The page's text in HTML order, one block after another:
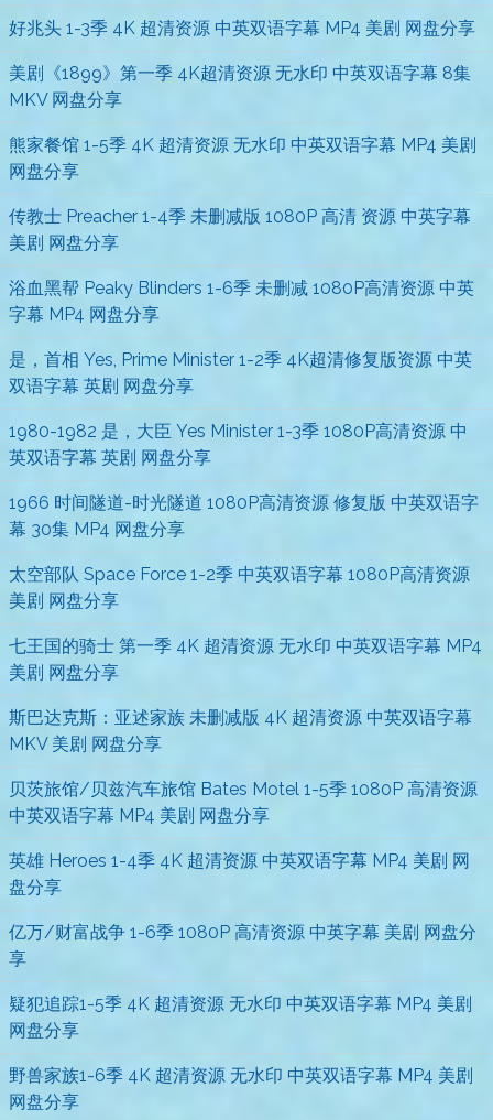
好兆头 1-3季 4K 超清资源 中英双语字幕 MP4 美剧 网盘分享
美剧《1899》第一季 4K超清资源 无水印 中英双语字幕 8集
MKV 网盘分享
熊家餐馆 1-5季 4K 超清资源 无水印 中英双语字幕 MP4 美剧
网盘分享
传教士 Preacher 1-4季 未删减版 1080P 高清 资源 中英字幕
美剧 网盘分享
浴血黑帮 Peaky Blinders 1-6季 未删减 1080P高清资源 中英
字幕 MP4 网盘分享
是，首相 Yes, Prime Minister 1-2季 4K超清修复版资源 中英
双语字幕 英剧 网盘分享
1980-1982 是，大臣 Yes Minister 1-3季 1080P高清资源 中
英双语字幕 英剧 网盘分享
1966 时间隧道-时光隧道 1080P高清资源 修复版 中英双语字
幕 30集 MP4 网盘分享
太空部队 Space Force 1-2季 中英双语字幕 1080P高清资源
美剧 网盘分享
七王国的骑士 第一季 4K 超清资源 无水印 中英双语字幕 MP4
美剧 网盘分享
斯巴达克斯：亚述家族 未删减版 4K 超清资源 中英双语字幕
MKV 美剧 网盘分享
贝茨旅馆/贝兹汽车旅馆 Bates Motel 1-5季 1080P 高清资源
中英双语字幕 MP4 美剧 网盘分享
英雄 Heroes 1-4季 4K 超清资源 中英双语字幕 MP4 美剧 网
盘分享
亿万/财富战争 1-6季 1080P 高清资源 中英字幕 美剧 网盘分
享
疑犯追踪1-5季 4K 超清资源 无水印 中英双语字幕 MP4 美剧
网盘分享
野兽家族1-6季 4K 超清资源 无水印 中英双语字幕 MP4 美剧
网盘分享